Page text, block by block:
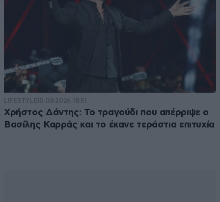
LIFESTYLE10·08·2026 18:51
Χρήστος Δάντης: Το τραγούδι που απέρριψε ο
Βασίλης Καρράς και το έκανε τεράστια επιτυχία